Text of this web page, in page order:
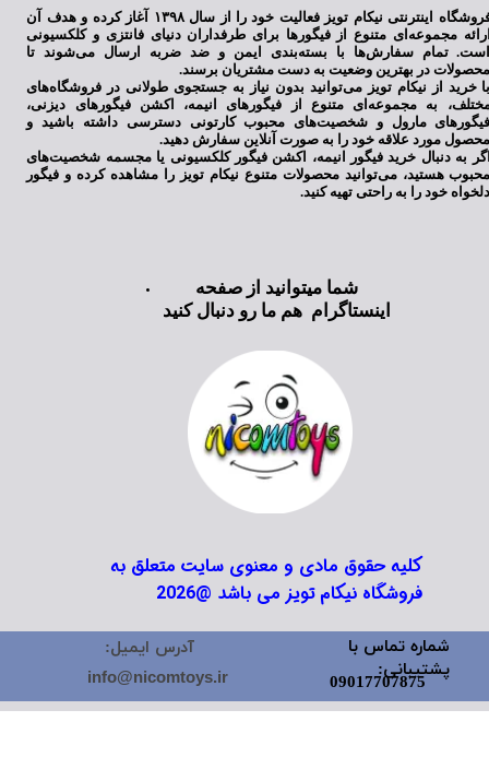
فروشگاه اینترنتی نیکام تویز فعالیت خود را از سال ۱۳۹۸ آغاز کرده و هدف آن
مجموعه‌ای متنوع از فیگورها برای طرفداران دنیای فانتزی و کلکسیونی
تمام سفارش‌ها با بسته‌بندی ایمن و ضد ضربه ارسال می‌شوند تا
در بهترین وضعیت به دست مشتریان برسند.
خرید از نیکام تویز می‌توانید بدون نیاز به جستجوی طولانی در فروشگاه‌های
به مجموعه‌ای متنوع از فیگورهای انیمه، اکشن فیگورهای دیزنی،
مارول و شخصیت‌های محبوب کارتونی دسترسی داشته باشید و
مورد علاقه خود را به صورت آنلاین سفارش دهید.
به دنبال خرید فیگور انیمه، اکشن فیگور کلکسیونی یا مجسمه شخصیت‌های
هستید، می‌توانید محصولات متنوع نیکام تویز را مشاهده کرده و فیگور
خود را به راحتی تهیه کنید.
کلیه حقوق مادی و معنوی سایت متعلق به
فروشگاه نیکام تویز می باشد @2026
شما میتوانید از صفحه
اینستاگرام هم ما رو دنبال کنید
شماره تماس با
پشتیبانی:
09017707875
آدرس ایمیل:
info@nicomtoys.ir